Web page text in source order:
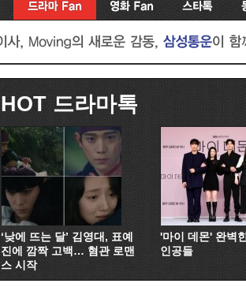
HOT 드라마톡
‘낮에 뜨는 달’ 김영대, 표예
진에 깜짝 고백… 혐관 로맨
스 시작
'마이 데몬' 완벽
인공들